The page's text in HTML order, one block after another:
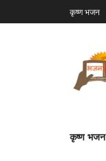
कृष्ण भजन
कृष्ण भजन